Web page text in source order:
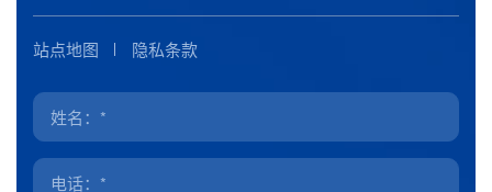
站点地图 隐私条款